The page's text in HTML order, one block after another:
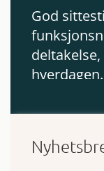
God
hverdagen.